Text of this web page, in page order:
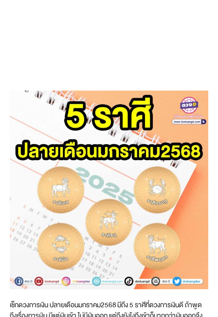
เช็กดวงการเงิน ปลายเดือนมกราคม2568 มีถึง 5 ราศีที่ดวงการเงินดี ถ้าพูด